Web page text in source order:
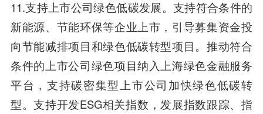
11.支持上市公司绿色低碳发展。支持符合条件的
新能源、节能环保等企业上市，引导募集资金投
向节能减排项目和绿色低碳转型项目。推动符合
条件的上市公司绿色项目纳入上海绿色金融服务
平台，支持碳密集型上市公司加快绿色低碳转
型。支持开发ESG相关指数，发展指数跟踪、指